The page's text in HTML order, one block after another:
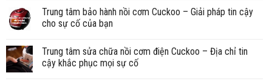
Trung tâm bảo hành nồi cơm Cuckoo – Giải pháp tin cậy
cho sự cố của bạn
Trung tâm sửa chữa nồi cơm điện Cuckoo – Địa chỉ tin
cậy khắc phục mọi sự cố